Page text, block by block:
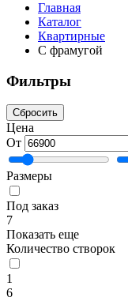
Главная
Каталог
Квартирные
С фрамугой
Фильтры
Сбросить
Цена
От
Размеры
Под заказ
7
Показать еще
Количество створок
1
6